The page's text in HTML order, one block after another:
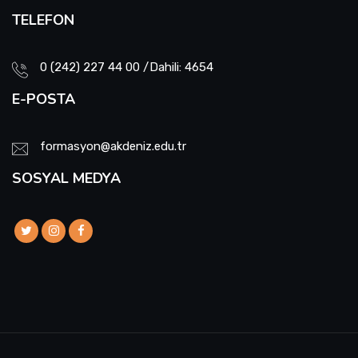
TELEFON
0 (242) 227 44 00 /Dahili: 4654
E-POSTA
formasyon@akdeniz.edu.tr
SOSYAL MEDYA